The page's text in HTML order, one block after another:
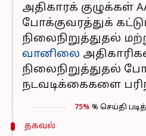
அதிகாரக் குழுக்கள்
போக்குவரத்துக்
நிலைநிறுத்துதல்
வானிலை
நிலைநிறுத்துதல்
நடவடிக்கைகளை
75% % செய்தி
தகவல்